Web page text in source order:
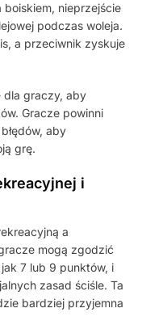
boiskiem, nieprzejście
podczas woleja.
a przeciwnik zyskuje
dla graczy, aby
Gracze powinni
aby
grę.
i
a
mogą zgodzić
7 lub 9 punktów, i
zasad ściśle. Ta
bardziej przyjemna